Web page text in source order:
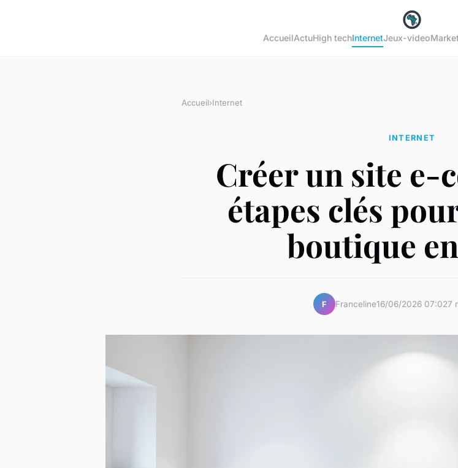
AccueilActuHigh techInternetJeux-video
Accueil›Internet
INTERNET
Créer un site e-
étapes clés
boutique
F Franceline16/06/2026 07:027